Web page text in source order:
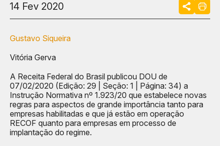
14 Fev 2020
Gustavo Siqueira
Vitória Gerva
A Receita Federal do Brasil publicou DOU de
07/02/2020 (Edição: 29 | Seção: 1 | Página: 34) a
Instrução Normativa nº 1.923/20 que estabelece novas
regras para aspectos de grande importância tanto para
empresas habilitadas e que já estão em operação
RECOF quanto para empresas em processo de
implantação do regime.